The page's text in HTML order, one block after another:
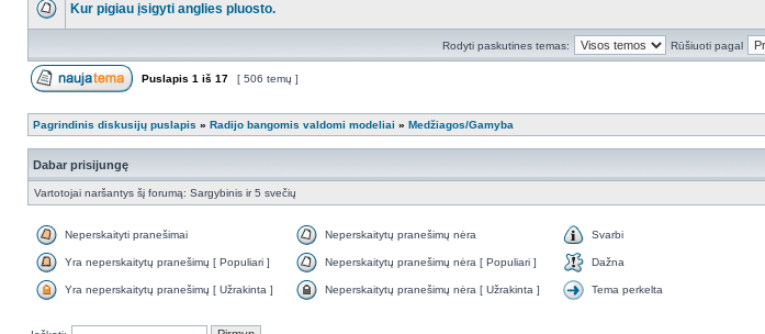
Kur pigiau įsigyti anglies pluosto.
Rodyti paskutines temas: Rūšiuoti pagal
Puslapis 1 iš 17 [ 506 temų ]
Pagrindinis diskusijų puslapis » Radijo bangomis valdomi modeliai » Medžiagos/Gamyba
Dabar prisijungę
Vartotojai naršantys šį forumą: Sargybinis ir 5 svečių
Neperskaityti pranešimai Neperskaitytų pranešimų nėra Svarbi
Yra neperskaitytų pranešimų [ Populiari ] Neperskaitytų pranešimų nėra [ Populiari ] Dažna
Yra neperskaitytų pranešimų [ Užrakinta ] Neperskaitytų pranešimų nėra [ Užrakinta ] Tema perkelta